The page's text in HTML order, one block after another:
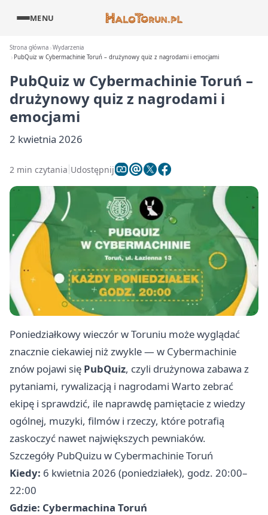
MENU
Strona główna Wydarzenia
PubQuiz w Cybermachinie Toruń – drużynowy quiz z nagrodami i emocjami
PubQuiz w Cybermachinie Toruń –
drużynowy quiz z nagrodami i
emocjami
2 kwietnia 2026
2 min czytania Udostępnij
Poniedziałkowy wieczór w Toruniu może wyglądać
znacznie ciekawiej niż zwykle — w Cybermachinie
znów pojawi się PubQuiz, czyli drużynowa zabawa z
pytaniami, rywalizacją i nagrodami Warto zebrać
ekipę i sprawdzić, ile naprawdę pamiętacie z wiedzy
ogólnej, muzyki, filmów i rzeczy, które potrafią
zaskoczyć nawet największych pewniaków.
Szczegóły PubQuizu w Cybermachinie Toruń
Kiedy: 6 kwietnia 2026 (poniedziałek), godz. 20:00–
22:00
Gdzie: Cybermachina Toruń